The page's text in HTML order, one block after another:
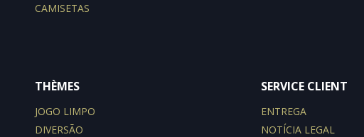
CAMISETAS
THÈMES
JOGO LIMPO
DIVERSÃO
SERVICE CLIENT
ENTREGA
NOTÍCIA LEGAL